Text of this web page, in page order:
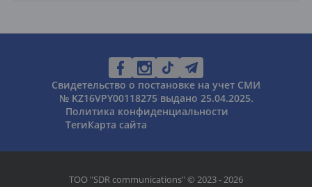
Свидетельство о постановке на учет СМИ
№ KZ16VPY00118275 выдано 25.04.2025.
Политика конфиденциальности
ТегиКарта сайта
ТОО "SDR communications" © 2023 - 2026